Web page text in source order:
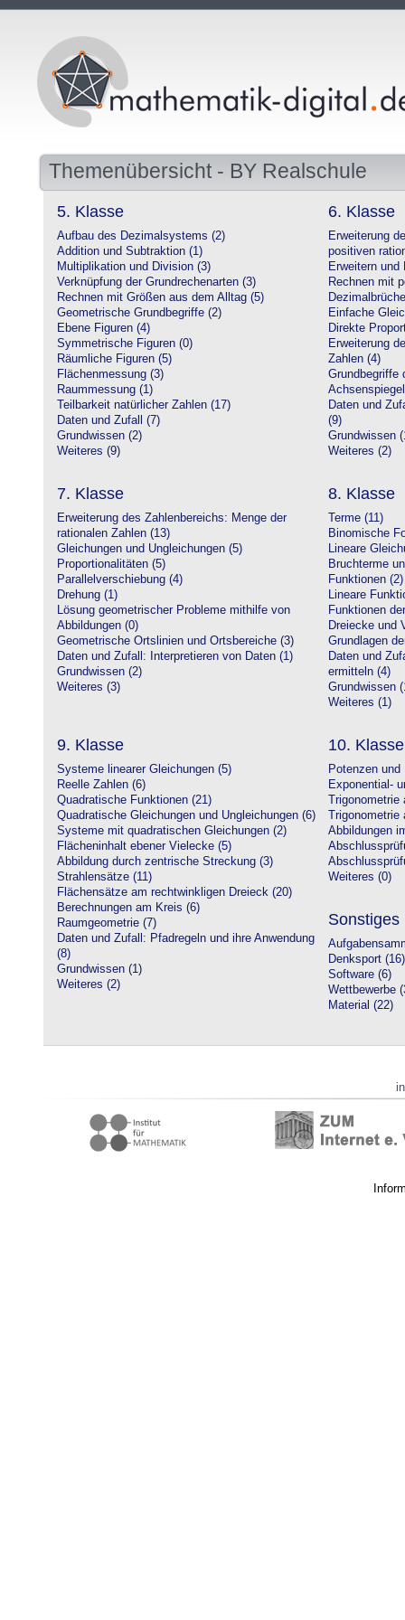
Themenübersicht - BY Realschule
5. Klasse
Aufbau des Dezimalsystems (2)
Addition und Subtraktion (1)
Multiplikation und Division (3)
Verknüpfung der Grundrechenarten (3)
Rechnen mit Größen aus dem Alltag (5)
Geometrische Grundbegriffe (2)
Ebene Figuren (4)
Symmetrische Figuren (0)
Räumliche Figuren (5)
Flächenmessung (3)
Raummessung (1)
Teilbarkeit natürlicher Zahlen (17)
Daten und Zufall (7)
Grundwissen (2)
Weiteres (9)
6. Klasse
Erweiterung
positiven
Erweitern und
Rechnen mit
Einfache
Direkte
Erweiterung
Zahlen (4)
Grundbegriffe
Daten und
(9)
Grundwissen
Weiteres (2)
7. Klasse
Erweiterung des Zahlenbereichs: Menge der
rationalen Zahlen (13)
Gleichungen und Ungleichungen (5)
Proportionalitäten (5)
Parallelverschiebung (4)
Drehung (1)
Lösung geometrischer Probleme mithilfe von
Abbildungen (0)
Geometrische Ortslinien und Ortsbereiche (3)
Daten und Zufall: Interpretieren von Daten (1)
Grundwissen (2)
Weiteres (3)
8. Klasse
Terme (11)
Binomische
Lineare
Bruchterme
Funktionen (2)
Lineare
Funktionen
Dreiecke und
Grundlagen
Daten und
ermitteln (4)
Grundwissen
Weiteres (1)
9. Klasse
Systeme linearer Gleichungen (5)
Reelle Zahlen (6)
Quadratische Funktionen (21)
Quadratische Gleichungen und Ungleichungen (6)
Systeme mit quadratischen Gleichungen (2)
Flächeninhalt ebener Vielecke (5)
Abbildung durch zentrische Streckung (3)
Strahlensätze (11)
Flächensätze am rechtwinkligen Dreieck (20)
Berechnungen am Kreis (6)
Raumgeometrie (7)
Daten und Zufall: Pfadregeln und ihre Anwendung
(8)
Grundwissen (1)
Weiteres (2)
10. Klasse
Potenzen
Exponential-
Abbildungen
Weiteres (0)
Sonstiges
Denksport (16)
Software (6)
Wettbewerbe
Material (22)